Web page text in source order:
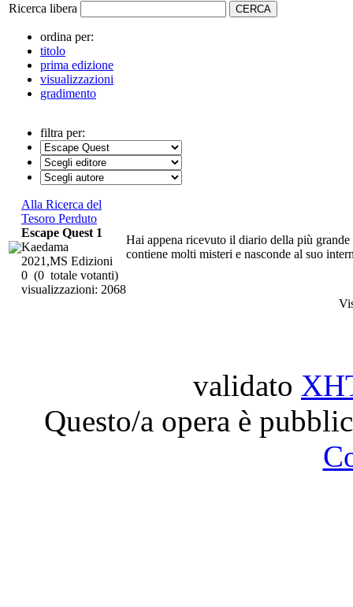
Ricerca libera
ordina per:
titolo
prima edizione
visualizzazioni
gradimento
filtra per:
Alla Ricerca del
Tesoro Perduto
Hai appena ricevuto il diario della più
contiene molti misteri e nasconde al suo
Escape Quest 1
Kaedama
2021,MS Edizioni
0 (0 totale votanti)
visualizzazioni: 2068
validato
Questo/a opera è